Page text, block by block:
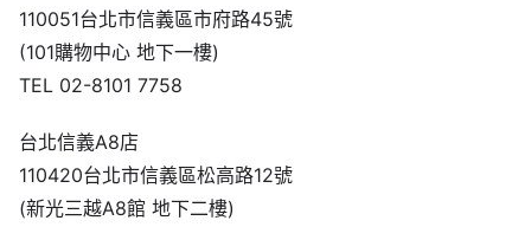
110051台北市信義區市府路45號
(101購物中心 地下一樓)
TEL 02-8101 7758
台北信義A8店
110420台北市信義區松高路12號
(新光三越A8館 地下二樓)